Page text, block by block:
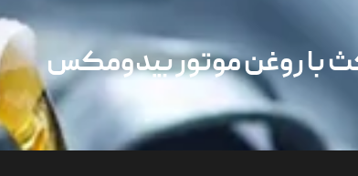
با روغن موتور بیدومکس